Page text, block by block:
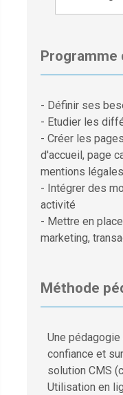
Programme
- Définir ses
- Etudier les
- Créer les
d'accueil, page
mentions
- Intégrer des
activité
- Mettre en
marketing,
Méthode
Une
confiance et
solution CMS
Utilisation en